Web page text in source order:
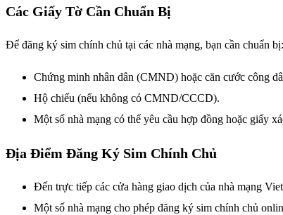
Các Giấy Tờ Cần Chuẩn Bị
Để đăng ký sim chính chủ tại các nhà mạng, bạn cần chuẩn bị:
Chứng minh nhân dân (CMND) hoặc căn cước công
Hộ chiếu (nếu không có CMND/CCCD).
Một số nhà mạng có thể yêu cầu hợp đồng hoặc giấy
Địa Điểm Đăng Ký Sim Chính Chủ
Đến trực tiếp các cửa hàng giao dịch của nhà mạng
Một số nhà mạng cho phép đăng ký sim chính chủ